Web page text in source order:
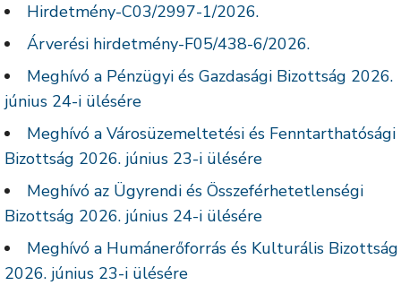
Hirdetmény-C03/2997-1/2026.
Árverési hirdetmény-F05/438-6/2026.
Meghívó a Pénzügyi és Gazdasági Bizottság 2026.
június 24-i ülésére
Meghívó a Városüzemeltetési és Fenntarthatósági
Bizottság 2026. június 23-i ülésére
Meghívó az Ügyrendi és Összeférhetetlenségi
Bizottság 2026. június 24-i ülésére
Meghívó a Humánerőforrás és Kulturális Bizottság
2026. június 23-i ülésére